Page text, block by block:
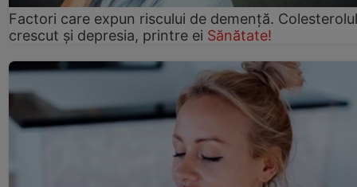
Factori care expun riscului de demență. Colesterolul
crescut şi depresia, printre ei Sănătate!